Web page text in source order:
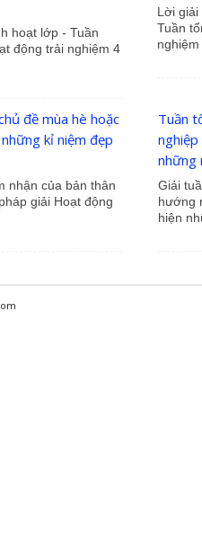
hoạt lớp - Tuần
động trải nghiệm 4
Lời giải
Tuần
nghiệm
đề mùa hè hoặc
kỉ niệm đẹp
nhận của bản thân
giải Hoạt động
Tuần
những
Giải
hướng
hiện